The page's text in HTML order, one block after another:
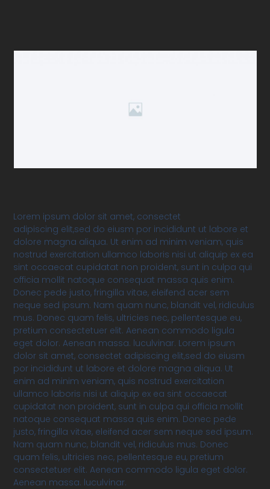
Lorem ipsum dolor sit amet, consectet
adipiscing elit,sed do eiusm por incididunt ut labore et
dolore magna aliqua. Ut enim ad minim veniam, quis
nostrud exercitation ullamco laboris nisi ut aliquip ex ea
sint occaecat cupidatat non proident, sunt in culpa qui
officia mollit natoque consequat massa quis enim.
Donec pede justo, fringilla vitae, eleifend acer sem
neque sed ipsum. Nam quam nunc, blandit vel, ridiculus
mus. Donec quam felis, ultricies nec, pellentesque eu,
pretium consectetuer elit. Aenean commodo ligula
eget dolor. Aenean massa. luculvinar. Lorem ipsum
dolor sit amet, consectet adipiscing elit,sed do eiusm
por incididunt ut labore et dolore magna aliqua. Ut
enim ad minim veniam, quis nostrud exercitation
ullamco laboris nisi ut aliquip ex ea sint occaecat
cupidatat non proident, sunt in culpa qui officia mollit
natoque consequat massa quis enim. Donec pede
justo, fringilla vitae, eleifend acer sem neque sed ipsum.
Nam quam nunc, blandit vel, ridiculus mus. Donec
quam felis, ultricies nec, pellentesque eu, pretium
consectetuer elit. Aenean commodo ligula eget dolor.
Aenean massa. luculvinar.